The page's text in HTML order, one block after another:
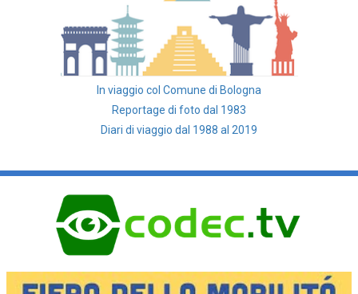
In viaggio col Comune di Bologna
Reportage di foto dal 1983
Diari di viaggio dal 1988 al 2019